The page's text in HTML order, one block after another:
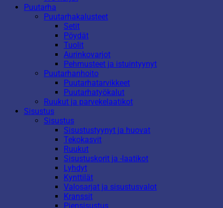
Puutarha
Puutarhakalusteet
Setit
Pöydät
Tuolit
Aurinkovarjot
Pehmusteet ja istuintyynyt
Puutarhanhoito
Puutarhatarvikkeet
Puutarhatyökalut
Ruukut ja parvekelaatikot
Sisustus
Sisustus
Sisustustyynyt ja huovat
Tekokasvit
Ruukut
Sisustuskorit ja -laatikot
Lyhdyt
Kynttilät
Valosarjat ja sisustusvalot
Kranssit
Piensisustus